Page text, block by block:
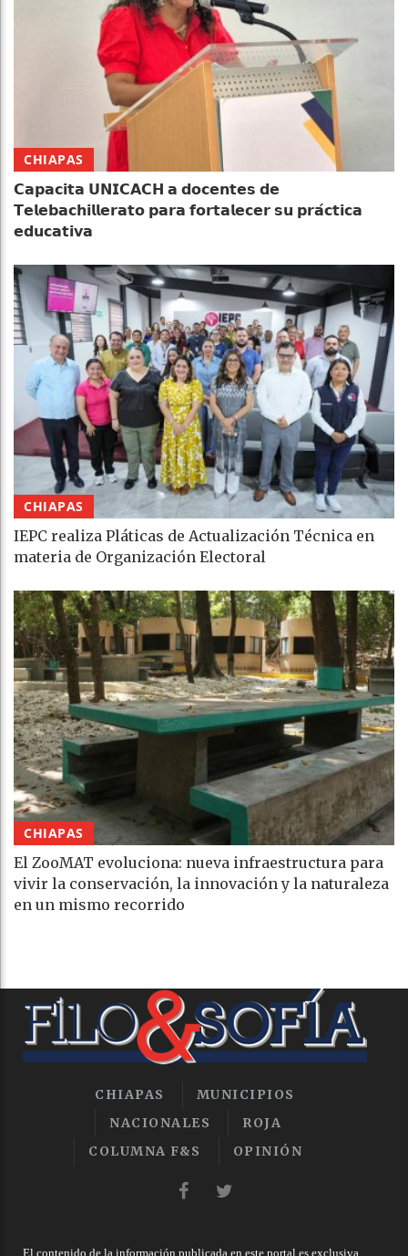
CHIAPAS
𝗖𝗮𝗽𝗮𝗰𝗶𝘁𝗮 𝗨𝗡𝗜𝗖𝗔𝗖𝗛 𝗮 𝗱𝗼𝗰𝗲𝗻𝘁𝗲𝘀 𝗱𝗲
𝗧𝗲𝗹𝗲𝗯𝗮𝗰𝗵𝗶𝗹𝗹𝗲𝗿𝗮𝘁𝗼 𝗽𝗮𝗿𝗮 𝗳𝗼𝗿𝘁𝗮𝗹𝗲𝗰𝗲𝗿 𝘀𝘂 𝗽𝗿𝗮́𝗰𝘁𝗶𝗰𝗮
𝗲𝗱𝘂𝗰𝗮𝘁𝗶𝘃𝗮
CHIAPAS
IEPC realiza Pláticas de Actualización Técnica en
materia de Organización Electoral
CHIAPAS
El ZooMAT evoluciona: nueva infraestructura para
vivir la conservación, la innovación y la naturaleza
en un mismo recorrido
CHIAPAS
MUNICIPIOS
NACIONALES
ROJA
COLUMNA F&S
OPINIÓN
El contenido de la información publicada en este portal es exclusiva